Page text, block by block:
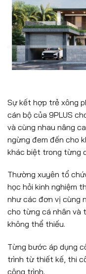
Sự kết hợp trẻ xông
cán bộ của 9PLUS
và cùng nhau nâng
ngừng đem đến cho
khác biệt trong từng
Thường xuyên tổ
học hỏi kinh nghiệm
như các đơn vị cùng
cho từng cá nhân và
không thể thiếu.
Từng bước áp dụng
trình từ thiết kế, thi
công trình.